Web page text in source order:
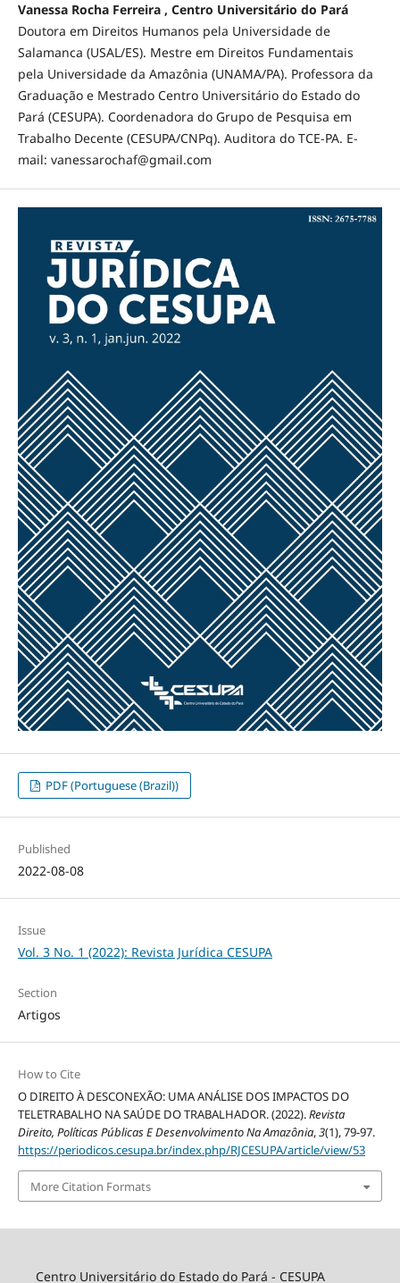
Vanessa Rocha Ferreira , Centro Universitário do Pará
Doutora em Direitos Humanos pela Universidade de
Salamanca (USAL/ES). Mestre em Direitos Fundamentais
pela Universidade da Amazônia (UNAMA/PA). Professora da
Graduação e Mestrado Centro Universitário do Estado do
Pará (CESUPA). Coordenadora do Grupo de Pesquisa em
Trabalho Decente (CESUPA/CNPq). Auditora do TCE-PA. E-
mail: vanessarochaf@gmail.com
PDF (Portuguese (Brazil))
Published
2022-08-08
Issue
Vol. 3 No. 1 (2022): Revista Jurídica CESUPA
Section
Artigos
How to Cite
O DIREITO À DESCONEXÃO: UMA ANÁLISE DOS IMPACTOS DO
TELETRABALHO NA SAÚDE DO TRABALHADOR. (2022).Revista
Direito, Políticas Públicas E Desenvolvimento Na Amazônia,3(1), 79-97.
https://periodicos.cesupa.br/index.php/RJCESUPA/article/view/53
More Citation Formats
Centro Universitário do Estado do Pará - CESUPA